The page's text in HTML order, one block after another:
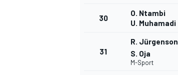
30
O. Ntambi
U. Muhamadi
31
R. Jürgenson
S. Oja
M-Sport